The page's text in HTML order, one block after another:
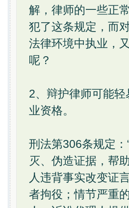
解，律师的一些正
犯了这条规定，而
法律环境中执业，
呢？
2、辩护律师可能
业资格。
刑法第306条规定
灭、伪造证据，帮
人违背事实改变证
者拘役；情节严重